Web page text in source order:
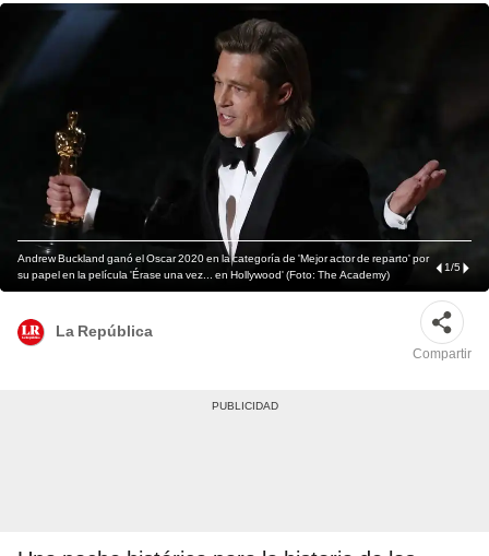
Andrew Buckland ganó el Oscar 2020 en la categoría de 'Mejor actor de reparto' por
su papel en la película 'Érase una vez... en Hollywood' (Foto: The Academy)
1/5
La República
Compartir